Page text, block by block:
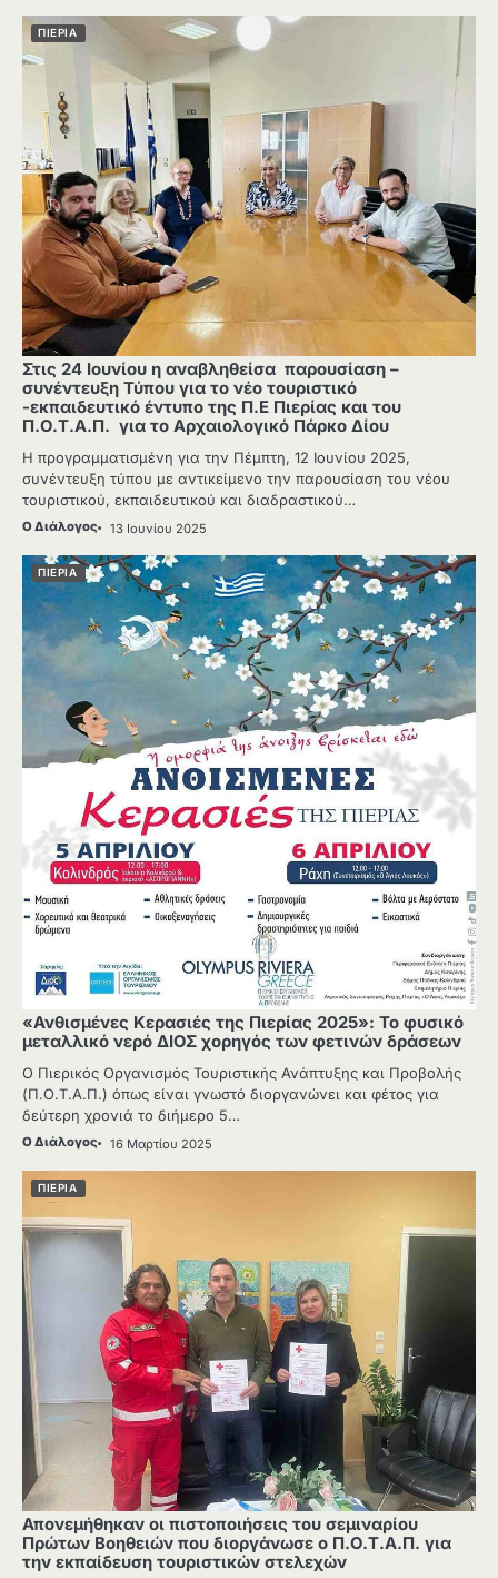
ΠΙΕΡΙΑ
Στις 24 Ιουνίου η αναβληθείσα παρουσίαση –
συνέντευξη Τύπου για το νέο τουριστικό
-εκπαιδευτικό έντυπο της Π.Ε Πιερίας και του
Π.Ο.Τ.Α.Π. για το Αρχαιολογικό Πάρκο Δίου
Η προγραμματισμένη για την Πέμπτη, 12 Ιουνίου 2025,
συνέντευξη τύπου με αντικείμενο την παρουσίαση του νέου
τουριστικού, εκπαιδευτικού και διαδραστικού…
Ο Διάλογος 13 Ιουνίου 2025
ΠΙΕΡΙΑ
«Ανθισμένες Κερασιές της Πιερίας 2025»: Το φυσικό
μεταλλικό νερό ΔΙΟΣ χορηγός των φετινών δράσεων
Ο Πιερικός Οργανισμός Τουριστικής Ανάπτυξης και Προβολής
(Π.Ο.Τ.Α.Π.) όπως είναι γνωστό διοργανώνει και φέτος για
δεύτερη χρονιά το διήμερο 5…
Ο Διάλογος 16 Μαρτίου 2025
ΠΙΕΡΙΑ
Απονεμήθηκαν οι πιστοποιήσεις του σεμιναρίου
Πρώτων Βοηθειών που διοργάνωσε ο Π.Ο.Τ.Α.Π. για
την εκπαίδευση τουριστικών στελεχών